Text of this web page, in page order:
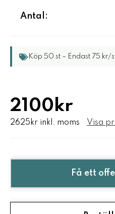
Antal:
Köp 50 st – Endast 75 kr/
2100kr
2625kr inkl. moms Visa
Få ett